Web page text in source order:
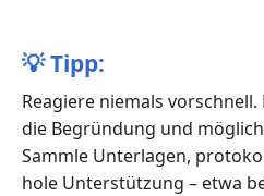
💡Tipp:
Reagiere niemals
die Begründung und
Sammle Unterlagen,
hole Unterstützung – etwa